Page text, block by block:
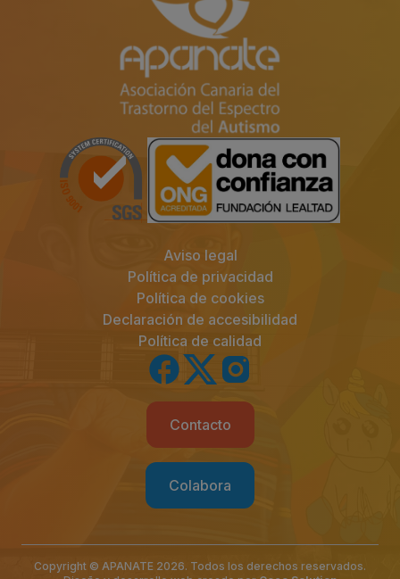
Aviso legal
Política de privacidad
Política de cookies
Declaración de accesibilidad
Política de calidad
Contacto
Colabora
Copyright © APANATE 2026. Todos los derechos reservados.